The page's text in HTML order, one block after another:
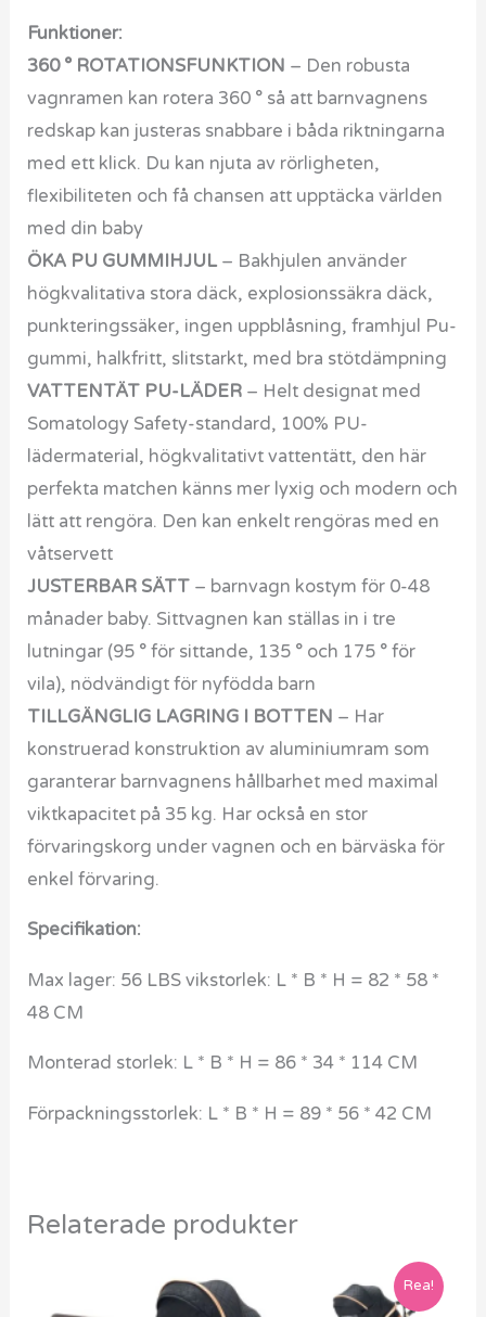
Funktioner:
360 ° ROTATIONSFUNKTION – Den robusta
vagnramen kan rotera 360 ° så att barnvagnens
redskap kan justeras snabbare i båda riktningarna
med ett klick. Du kan njuta av rörligheten,
flexibiliteten och få chansen att upptäcka världen
med din baby
ÖKA PU GUMMIHJUL – Bakhjulen använder
högkvalitativa stora däck, explosionssäkra däck,
punkteringssäker, ingen uppblåsning, framhjul Pu-
gummi, halkfritt, slitstarkt, med bra stötdämpning
VATTENTÄT PU-LÄDER – Helt designat med
Somatology Safety-standard, 100% PU-
lädermaterial, högkvalitativt vattentätt, den här
perfekta matchen känns mer lyxig och modern och
lätt att rengöra. Den kan enkelt rengöras med en
våtservett
JUSTERBAR SÄTT – barnvagn kostym för 0-48
månader baby. Sittvagnen kan ställas in i tre
lutningar (95 ° för sittande, 135 ° och 175 ° för
vila), nödvändigt för nyfödda barn
TILLGÄNGLIG LAGRING I BOTTEN – Har
konstruerad konstruktion av aluminiumram som
garanterar barnvagnens hållbarhet med maximal
viktkapacitet på 35 kg. Har också en stor
förvaringskorg under vagnen och en bärväska för
enkel förvaring.
Specifikation:
Max lager: 56 LBS vikstorlek: L * B * H = 82 * 58 *
48 CM
Monterad storlek: L * B * H = 86 * 34 * 114 CM
Förpackningsstorlek: L * B * H = 89 * 56 * 42 CM
Relaterade produkter
Rea!
ursprungliga
Det
nuvarande